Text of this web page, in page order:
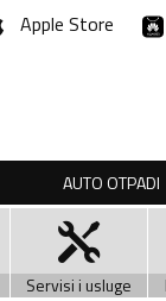
Apple Store
AUTO OTPADI
Servisi i usluge